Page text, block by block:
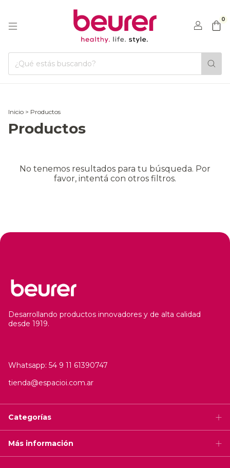
0
Inicio > Productos
Productos
No tenemos resultados para tu búsqueda. Por
favor, intentá con otros filtros.
Desarrollando productos innovadores y de alta calidad
desde 1919.
Whatsapp: 54 9 11 61390747
tienda@espacioi.com.ar
Categorías
Más información